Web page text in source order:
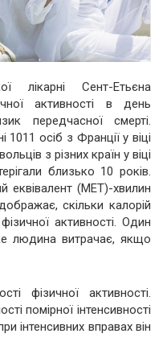
лікарні Сент-Етьєна
активності в день
передчасної смерті.
осіб з Франції у віці
з різних країн у віці
близько 10 років.
еквівалент (MET)-хвилин
скільки калорій
активності. Один
людина витрачає, якщо
фізичної активності.
помірної інтенсивності
інтенсивних вправах він